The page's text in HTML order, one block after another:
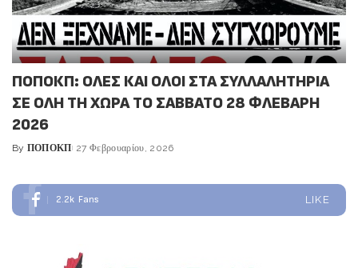
ΠΟΠΟΚΠ: ΟΛΕΣ ΚΑΙ ΟΛΟΙ ΣΤΑ ΣΥΛΛΑΛΗΤΗΡΙΑ
ΣΕ ΟΛΗ ΤΗ ΧΩΡΑ ΤΟ ΣΑΒΒΑΤΟ 28 ΦΛΕΒΑΡΗ
2026
Posted
By ΠΟΠΟΚΠ 27 Φεβρουαρίου, 2026
2.2k Fans LIKE